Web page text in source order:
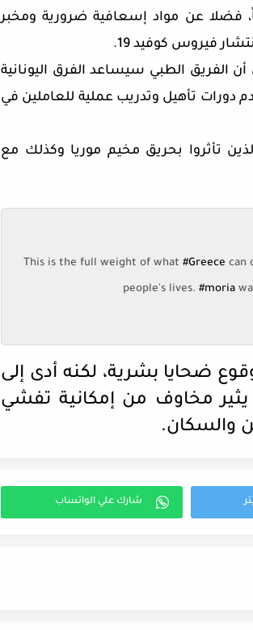
فضلا عن مواد إسعافية ضرورية ومخبر
فيروس كوفيد 19.
الفريق الطبي سيساعد الفرق اليونانية
دورات تأهيل وتدريب عملية للعاملين في
تأثروا بحريق مخيم موريا وكذلك مع
This is the full weight of what #Greece can
people's lives. #moria
ضحايا بشرية، لكنه أدى إلى
مخاوف من إمكانية تفشي